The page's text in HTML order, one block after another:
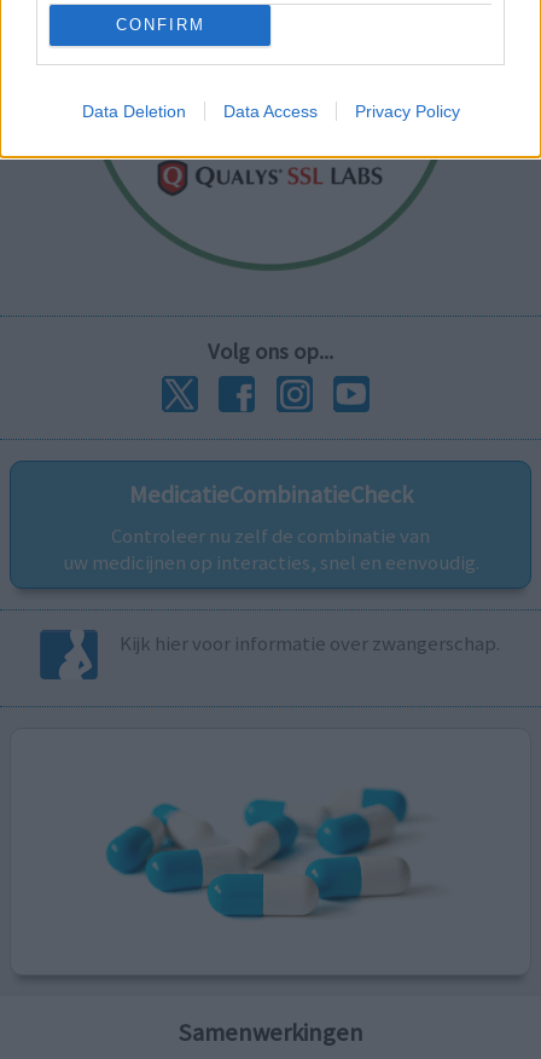
CONFIRM
Data Deletion Data Access Privacy Policy
Volg ons op...
MedicatieCombinatieCheck
Controleer nu zelf de combinatie van
uw medicijnen op interacties, snel en eenvoudig.
Kijk hier voor informatie over zwangerschap.
Samenwerkingen